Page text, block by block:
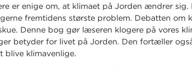
er enige om, at klimaet på Jorden ændrer sig.
fremtidens største problem. Debatten om
Denne bog gør læseren klogere på vores
betyder for livet på Jorden. Den fortæller
blive klimavenlige.